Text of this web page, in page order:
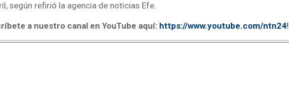
según refirió la agencia de noticias Efe.
a nuestro canal en YouTube aquí: https://www.youtube.com/ntn24!